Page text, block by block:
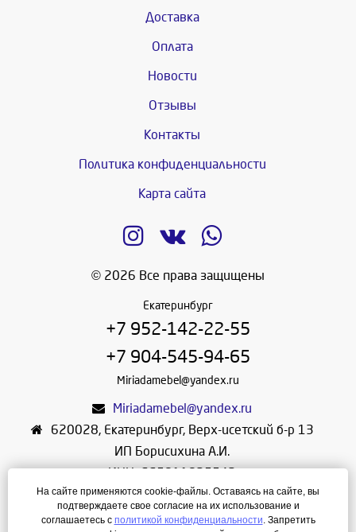
Доставка
Оплата
Новости
Отзывы
Контакты
Политика конфиденциальности
Карта сайта
© 2026 Все права защищены
Екатеринбург
+7 952-142-22-55
+7 904-545-94-65
Miriadamebel@yandex.ru
Miriadamebel@yandex.ru
620028, Екатеринбург, Верх-исетский б-р 13
ИП Борисихина А.И.
ИНН: 665811825542
ОГРНИП: 312665804600057
Режим работы: Ежедневно с 10-30 до 19-30
На сайте применяются cookie-файлы. Оставаясь на сайте, вы
подтверждаете свое согласие на их использование и
соглашаетесь с политикой конфиденциальности. Запретить